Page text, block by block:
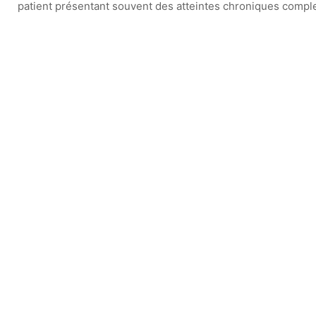
patient présentant souvent des atteintes chroniques